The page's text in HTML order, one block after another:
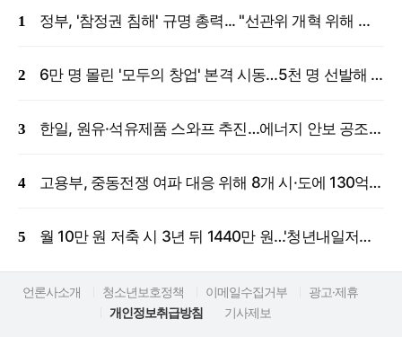
정부, '참정권 침해' 규명 총력... "선관위 개혁 위해 국정조사 등 모든 조치"
6만 명 몰린 '모두의 창업' 본격 시동…5천 명 선발해 밀착 지원
한일, 원유·석유제품 스와프 추진…에너지 안보 공조 강화
고용부, 중동전쟁 여파 대응 위해 8개 시·도에 130억 원 긴급 투입
월 10만 원 저축 시 3년 뒤 1440만 원…'청년내일저축계좌' 신규 모집
언론사소개 청소년보호정책 이메일수집거부
광고·제휴
개인정보취급방침
기사제보